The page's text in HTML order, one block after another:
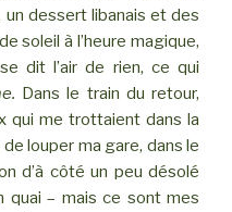
un dessert libanais et des
soleil à l’heure magique,
dit l’air de rien, ce qui
Dans le train du retour,
qui me trottaient dans la
louper ma gare, dans le
d’à côté un peu désolé
quai – mais ce sont mes